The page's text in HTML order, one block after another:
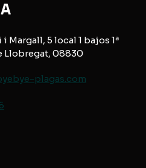
i Margall, 5 local 1 bajos 1ª
Llobregat, 08830
plagas.com